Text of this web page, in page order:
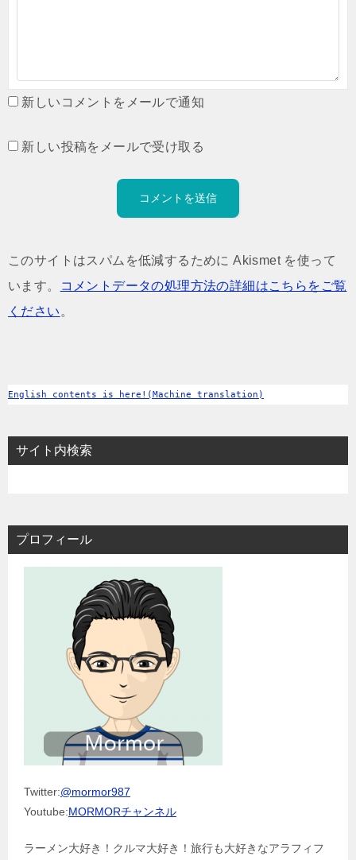
新しいコメントをメールで通知
新しい投稿をメールで受け取る
このサイトはスパムを低減するために Akismet を使って
います。
コメントデータの処理方法の詳細はこちらをご覧
ください 。
English contents is here!(Machine translation)
サイト内検索
プロフィール
Twitter:@mormor987
Youtube:MORMORチャンネル
ラーメン大好き！クルマ大好き！旅行も大好きなアラフィフ